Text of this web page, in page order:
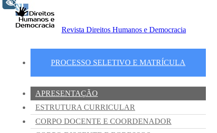
+ Acessibilidade